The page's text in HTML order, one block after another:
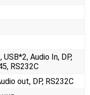
USB*2, Audio In, DP,
RS232С
out, DP, RS232С